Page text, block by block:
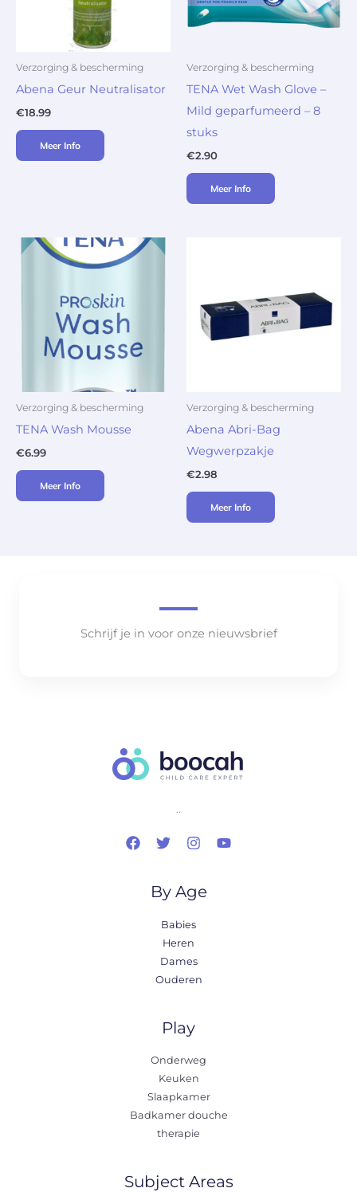
Verzorging & bescherming
Abena Geur Neutralisator
€18.99
Meer Info
Verzorging & bescherming
TENA Wet Wash Glove –
Mild geparfumeerd – 8
stuks
€2.90
Meer Info
Verzorging & bescherming
TENA Wash Mousse
€6.99
Meer Info
Verzorging & bescherming
Abena Abri-Bag
Wegwerpzakje
€2.98
Meer Info
Schrijf je in voor onze nieuwsbrief
..
By Age
Babies
Heren
Dames
Ouderen
Play
Onderweg
Keuken
Slaapkamer
Badkamer douche
therapie
Subject Areas